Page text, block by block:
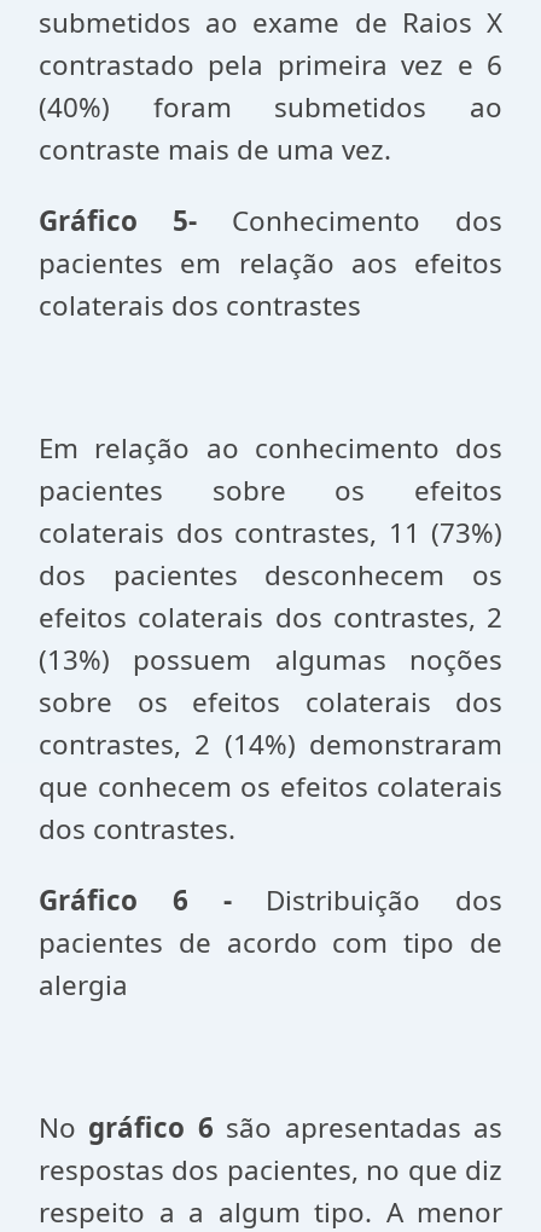
submetidos ao exame de Raios X
contrastado pela primeira vez e 6
(40%) foram submetidos ao
contraste mais de uma vez.
Gráfico 5- Conhecimento dos
pacientes em relação aos efeitos
colaterais dos contrastes
Em relação ao conhecimento dos
pacientes sobre os efeitos
colaterais dos contrastes, 11 (73%)
dos pacientes desconhecem os
efeitos colaterais dos contrastes, 2
(13%) possuem algumas noções
sobre os efeitos colaterais dos
contrastes, 2 (14%) demonstraram
que conhecem os efeitos colaterais
dos contrastes.
Gráfico 6 - Distribuição dos
pacientes de acordo com tipo de
alergia
No gráfico 6 são apresentadas as
respostas dos pacientes, no que diz
respeito a a algum tipo. A menor